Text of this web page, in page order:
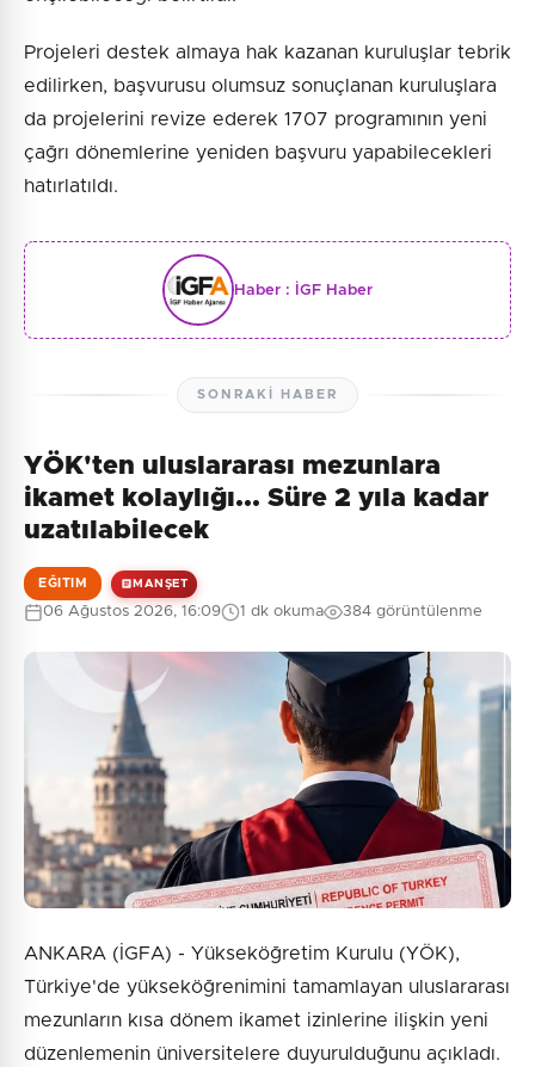
Projeleri destek almaya hak kazanan kuruluşlar tebrik
edilirken, başvurusu olumsuz sonuçlanan kuruluşlara
da projelerini revize ederek 1707 programının yeni
çağrı dönemlerine yeniden başvuru yapabilecekleri
hatırlatıldı.
Haber : İGF Haber
SONRAKI HABER
YÖK'ten uluslararası mezunlara
ikamet kolaylığı... Süre 2 yıla kadar
uzatılabilecek
EĞITIM MANŞET
06 Ağustos 2026, 16:09 1 dk okuma 384 görüntülenme
ANKARA (İGFA) - Yükseköğretim Kurulu (YÖK),
Türkiye'de yükseköğrenimini tamamlayan uluslararası
mezunların kısa dönem ikamet izinlerine ilişkin yeni
düzenlemenin üniversitelere duyurulduğunu açıkladı.